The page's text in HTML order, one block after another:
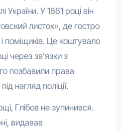
У 1861 році він
листок», де гостро
поміщиків. Це коштувало
через зв’язки з
позбавили права
нагляд поліції.
Глібов не зупинився.
видавав